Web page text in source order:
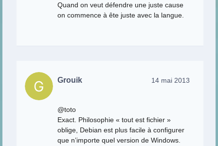
Quand on veut défendre une juste cause
on commence à ête juste avec la langue.
Grouik 14 mai 2013
@toto
Exact. Philosophie « tout est fichier »
oblige, Debian est plus facile à configurer
que n’importe quel version de Windows.